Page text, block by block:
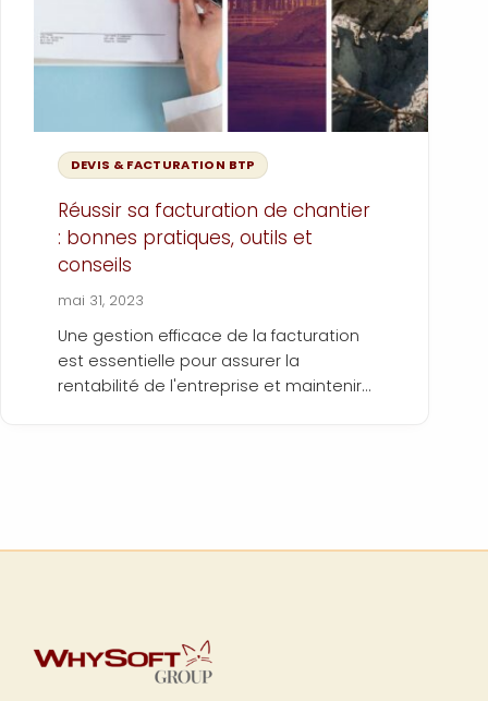
DEVIS & FACTURATION BTP
Réussir sa facturation de chantier
: bonnes pratiques, outils et
conseils
mai 31, 2023
Une gestion efficace de la facturation
est essentielle pour assurer la
rentabilité de l'entreprise et maintenir